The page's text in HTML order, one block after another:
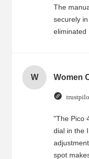
The
securely
eliminated
W
"The Pico
dial in the
spot